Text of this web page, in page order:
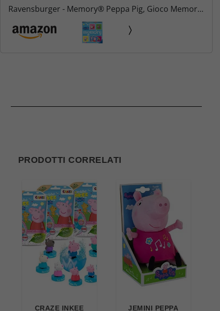
Ravensburger - Memory® Peppa Pig, Gioco Memory
per Famiglie, Età Raccomandata 3+, 64 Tessere,
20886 9, Multicolore
PRODOTTI CORRELATI
CRAZE INKEE JEMINI PEPPA